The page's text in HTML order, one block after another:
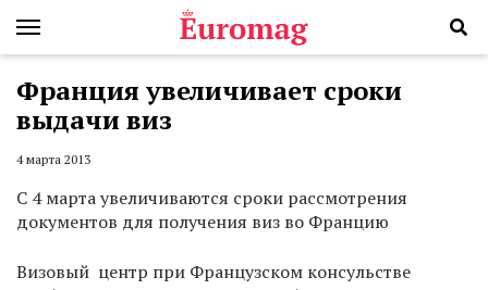
Франция увеличивает сроки
выдачи виз
4 марта 2013
С 4 марта увеличиваются сроки рассмотрения
документов для получения виз во Францию
Визовый центр при Французском консульстве